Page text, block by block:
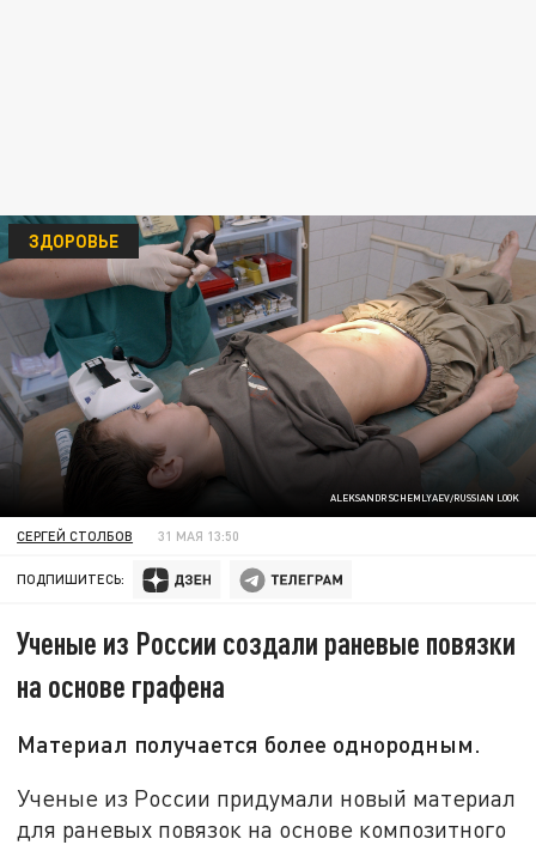
ALEKSANDR SCHEMLYAEV/RUSSIAN LOOK
ЗДОРОВЬЕ
СЕРГЕЙ СТОЛБОВ 31 МАЯ 13:50
ПОДПИШИТЕСЬ:
Ученые из России создали раневые повязки
на основе графена
Материал получается более однородным.
Ученые из России придумали новый материал
для раневых повязок на основе композитного